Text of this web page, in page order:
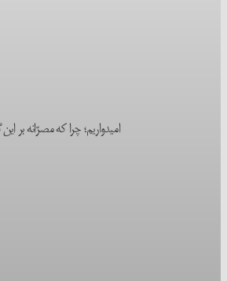
امیدواریم؛ چرا که مصرّانه بر